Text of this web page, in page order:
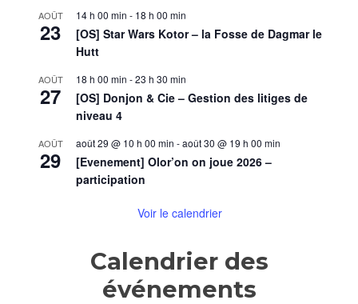
AOÛT
23
14 h 00 min - 18 h 00 min
[OS] Star Wars Kotor – la Fosse de Dagmar le
Hutt
AOÛT
27
18 h 00 min -23 h 30 min
[OS] Donjon & Cie – Gestion des litiges de
niveau 4
AOÛT
29
août 29 @ 10 h 00 min -août 30 @ 19 h 00 min
[Evenement] Olor’on on joue 2026 –
participation
Voir le calendrier
Calendrier des
événements